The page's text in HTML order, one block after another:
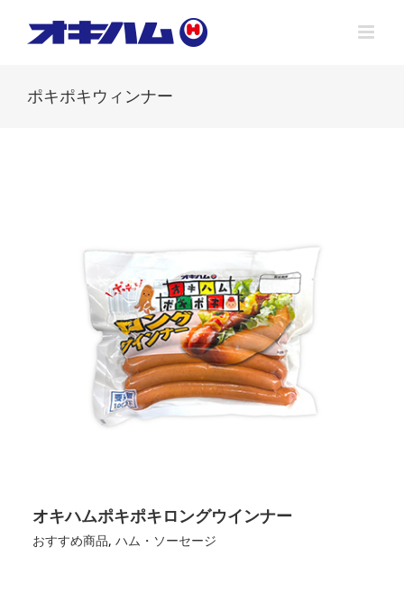
ポキポキウィンナー
オキハムポキポキロングウインナー
おすすめ商品, ハム・ソーセージ